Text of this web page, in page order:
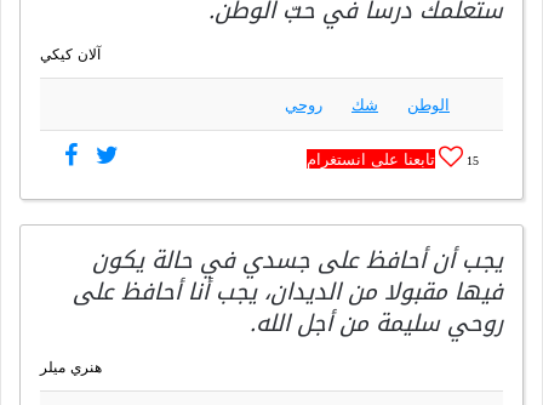
ستعلمك درساً في حبّ الوطن.
آلان كيكي
الوطن شك روحي
15 تابعنا على انستغرام
يجب أن أحافظ على جسدي في حالة يكون
فيها مقبولا من الديدان، يجب أنا أحافظ على
روحي سليمة من أجل الله.
هنري ميلر